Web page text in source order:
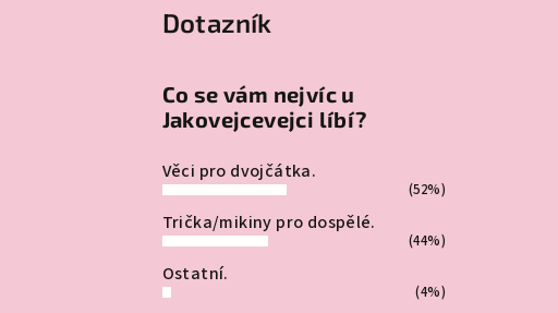
Dotazník
Co se vám nejvíc u
Jakovejcevejci líbí?
Věci pro dvojčátka.
(52%)
Trička/mikiny pro dospělé.
(44%)
Ostatní.
(4%)